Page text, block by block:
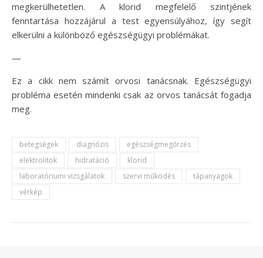
megkerülhetetlen. A klorid megfelelő szintjének
fenntartása hozzájárul a test egyensúlyához, így segít
elkerülni a különböző egészségügyi problémákat.
—
Ez a cikk nem számít orvosi tanácsnak. Egészségügyi
probléma esetén mindenki csak az orvos tanácsát fogadja
meg.
betegségek diagnózis
egészségmegőrzés
elektrolitok
hidratáció
klorid
laboratóriumi vizsgálatok
szervi működés
tápanyagok
vérkép